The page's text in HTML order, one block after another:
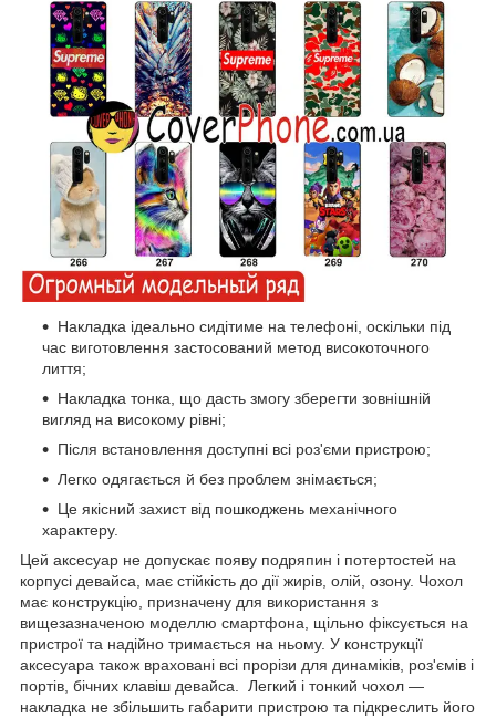
Накладка ідеально сидітиме на телефоні, оскільки під
час виготовлення застосований метод високоточного
лиття;
Накладка тонка, що дасть змогу зберегти зовнішній
вигляд на високому рівні;
Після встановлення доступні всі роз'єми пристрою;
Легко одягається й без проблем знімається;
Це якісний захист від пошкоджень механічного
характеру.
Цей аксесуар не допускає появу подряпин і потертостей на
корпусі девайса, має стійкість до дії жирів, олій, озону. Чохол
має конструкцію, призначену для використання з
вищезазначеною моделлю смартфона, щільно фіксується на
пристрої та надійно тримається на ньому. У конструкції
аксесуара також враховані всі прорізи для динаміків, роз'ємів і
портів, бічних клавіш девайса. Легкий і тонкий чохол —
накладка не збільшить габарити пристрою та підкреслить його